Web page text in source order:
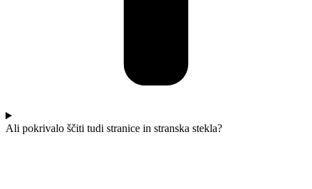
Ali pokrivalo ščiti tudi stranice in stranska stekla?